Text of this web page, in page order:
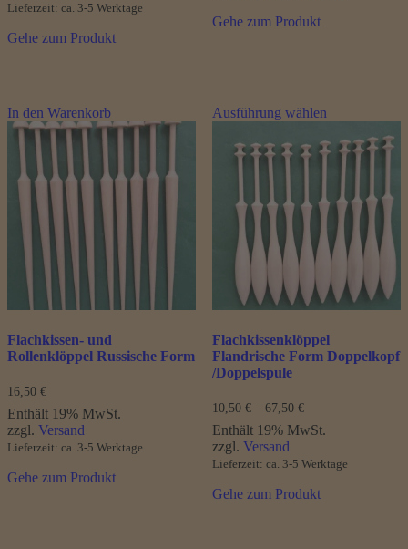
Lieferzeit: ca. 3-5 Werktage
Gehe zum Produkt
Gehe zum Produkt
In den Warenkorb
Flachkissen- und
Rollenklöppel Russische Form
16,50 €
Enthält 19% MwSt.
zzgl. Versand
Lieferzeit: ca. 3-5 Werktage
Gehe zum Produkt
Ausführung wählenProdukt
mehrere
Varianten
Die
Optionen
können
auf
der
Produktseite
gewählt
werden
Flachkissenklöppel
Flandrische Form Doppelkopf
/Doppelspule
10,50 € – 67,50 €Preisspanne:
10,50 €
bis
Enthält 19% MwSt.
zzgl. Versand
Lieferzeit: ca. 3-5 Werktage
Gehe zum Produkt